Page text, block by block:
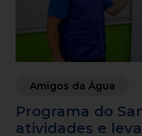
Amigos da Água
Programa do
atividades e